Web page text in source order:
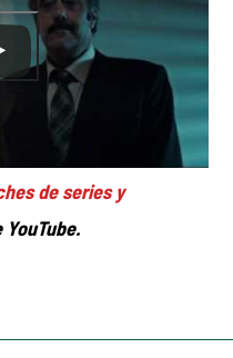
de series y